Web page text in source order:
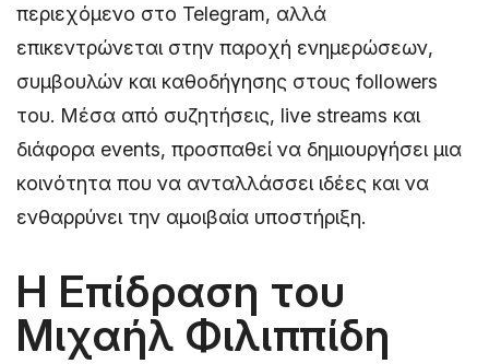
περιεχόμενο στο Telegram, αλλά
επικεντρώνεται στην παροχή ενημερώσεων,
συμβουλών και καθοδήγησης στους followers
του. Μέσα από συζητήσεις, live streams και
διάφορα events, προσπαθεί να δημιουργήσει μια
κοινότητα που να ανταλλάσσει ιδέες και να
ενθαρρύνει την αμοιβαία υποστήριξη.
Η Επίδραση του
Μιχαήλ Φιλιππίδη